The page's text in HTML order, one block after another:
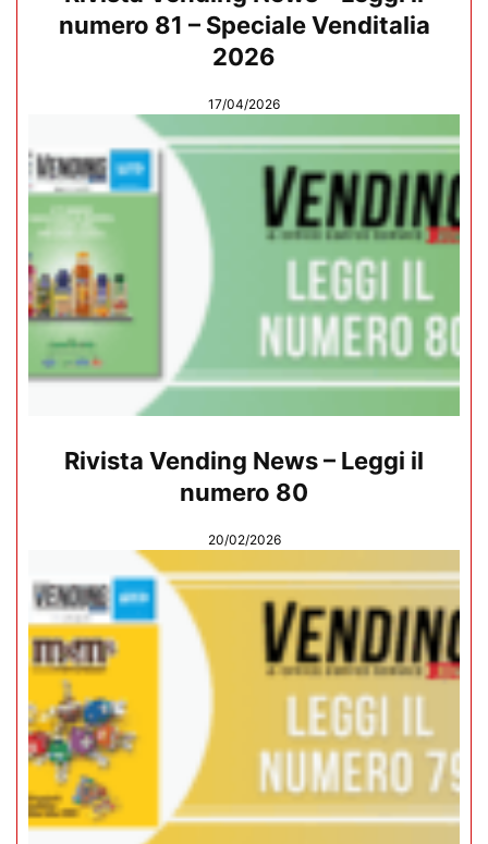
numero 81 – Speciale Venditalia
2026
17/04/2026
Rivista Vending News – Leggi il
numero 80
20/02/2026